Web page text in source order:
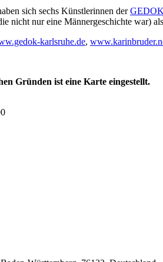
sich sechs Künstlerinnen der
nicht nur eine Männergeschichte war)
karlsruhe.de,
Gründen ist eine Karte eingestellt.